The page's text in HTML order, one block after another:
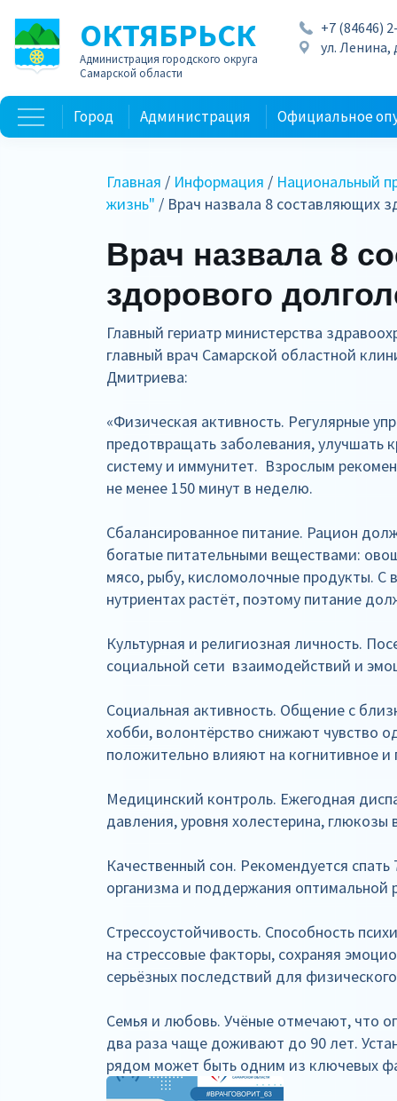
ОКТЯБРЬСК
Администрация городского округа
Самарской области
+7 (84646)
ул. Ленина,
Город Администрация Официальное
Главная / Информация / Национальный
жизнь" / Врач назвала 8 составляющих
Врач назвала 8
здорового
Главный гериатр министерства
главный врач Самарской областной
Дмитриева:
«Физическая активность. Регулярные
предотвращать заболевания, улучшать
систему и иммунитет. Взрослым
не менее 150 минут в неделю.
Сбалансированное питание. Рацион
богатые питательными веществами:
мясо, рыбу, кисломолочные продукты. С
нутриентах растёт, поэтому питание
Культурная и религиозная личность.
социальной сети взаимодействий и
Социальная активность. Общение с
хобби, волонтёрство снижают чувство
положительно влияют на когнитивное и
Медицинский контроль. Ежегодная
давления, уровня холестерина, глюкозы
Качественный сон. Рекомендуется
организма и поддержания оптимальной
Стрессоустойчивость. Способность
на стрессовые факторы, сохраняя
серьёзных последствий для
Семья и любовь. Учёные отмечают, что
два раза чаще доживают до 90 лет.
рядом может быть одним из ключевых